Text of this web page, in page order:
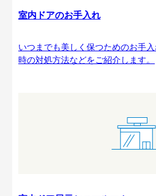
室内ドアのお手入れ
いつまでも美しく保つためのお手
時の対処方法などをご紹介します。